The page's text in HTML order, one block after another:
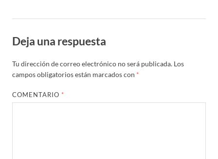
Deja una respuesta
Tu dirección de correo electrónico no será publicada. Los
campos obligatorios están marcados con *
COMENTARIO *